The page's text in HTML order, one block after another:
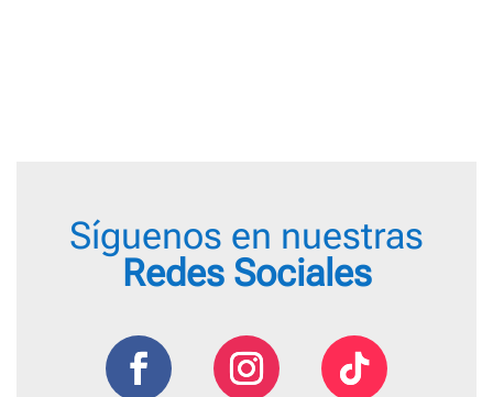
Síguenos en nuestras
Redes Sociales